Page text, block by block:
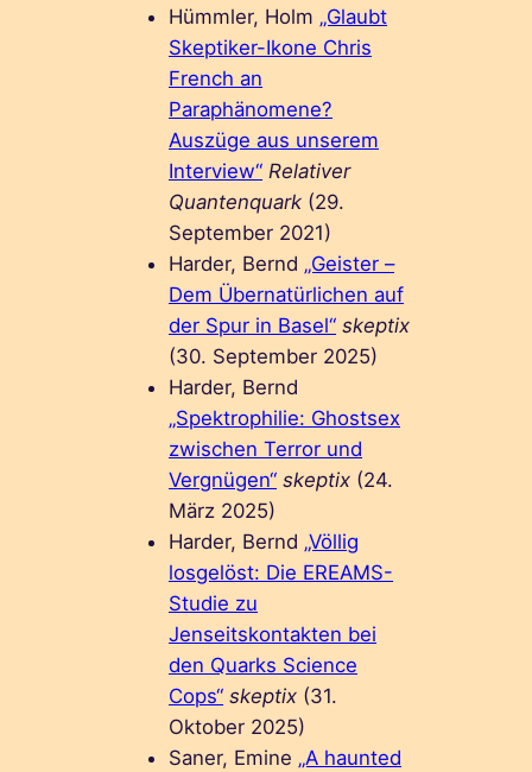
Hümmler, Holm „Glaubt
Skeptiker-Ikone Chris
French an
Paraphänomene?
Auszüge aus unserem
Interview“ Relativer
Quantenquark (29.
September 2021)
Harder, Bernd „Geister –
Dem Übernatürlichen auf
der Spur in Basel“ skeptix
(30. September 2025)
Harder, Bernd
„Spektrophilie: Ghostsex
zwischen Terror und
Vergnügen“ skeptix (24.
März 2025)
Harder, Bernd „Völlig
losgelöst: Die EREAMS-
Studie zu
Jenseitskontakten bei
den Quarks Science
Cops“ skeptix (31.
Oktober 2025)
Saner, Emine „A haunted